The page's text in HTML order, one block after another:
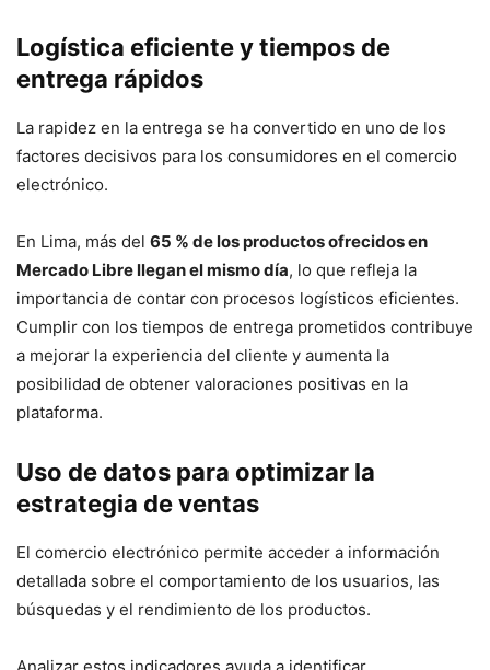
Logística eficiente y tiempos de
entrega rápidos
La rapidez en la entrega se ha convertido en uno de los
factores decisivos para los consumidores en el comercio
electrónico.
En Lima, más del 65 % de los productos ofrecidos en
Mercado Libre llegan el mismo día, lo que refleja la
importancia de contar con procesos logísticos eficientes.
Cumplir con los tiempos de entrega prometidos contribuye
a mejorar la experiencia del cliente y aumenta la
posibilidad de obtener valoraciones positivas en la
plataforma.
Uso de datos para optimizar la
estrategia de ventas
El comercio electrónico permite acceder a información
detallada sobre el comportamiento de los usuarios, las
búsquedas y el rendimiento de los productos.